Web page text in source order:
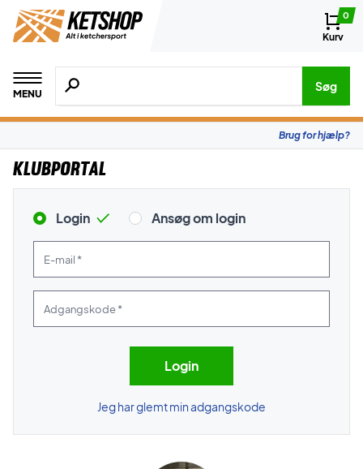
0
Kurv
MENU
Søg efter produkter, mærker etc.
Søg
Brug for hjælp?
Klubportal
Login Ansøg om login
Jeg har glemt min adgangskode